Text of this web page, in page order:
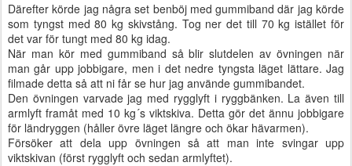
Därefter körde jag några set benböj med gummiband där jag körde
som tyngst med 80 kg skivstång. Tog ner det till 70 kg istället för
det var för tungt med 80 kg idag.
När man kör med gummiband så blir slutdelen av övningen när
man går upp jobbigare, men i det nedre tyngsta läget lättare. Jag
filmade detta så att ni får se hur jag använde gummibandet.
Den övningen varvade jag med rygglyft i ryggbänken. La även till
armlyft framåt med 10 kg´s viktskiva. Detta gör det ännu jobbigare
för ländryggen (håller övre läget längre och ökar hävarmen).
Försöker att dela upp övningen så att man inte svingar upp
viktskivan (först rygglyft och sedan armlyftet).